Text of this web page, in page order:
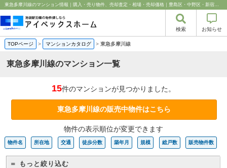
東急多摩川線のマンション情報｜購入・売り物件、売却査定・相場・売却価格｜豊島区・中野区・新宿区の中古マンション・リノベーション情報なら池袋のアイベックスホーム！
検索 お知らせ
TOPページ > マンションカタログ > 東急多摩川線
東急多摩川線のマンション一覧
15件のマンションが見つかりました。
東急多摩川線の販売中物件はこちら
物件の表示順位が変更できます
物件名 所在地 交通 徒歩分数 築年月 規模 総戸数 販売物件数
＝ もっと絞り込む